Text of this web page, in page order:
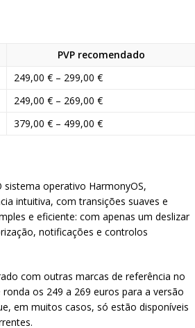
PVP recomendado
249,00 € – 299,00 €
249,00 € – 269,00 €
379,00 € – 499,00 €
operativo HarmonyOS,
intuitiva, com transições suaves e
e eficiente: com apenas um deslizar
notificações e controlos
com outras marcas de referência no
os 249 a 269 euros para a versão
em muitos casos, só estão disponíveis